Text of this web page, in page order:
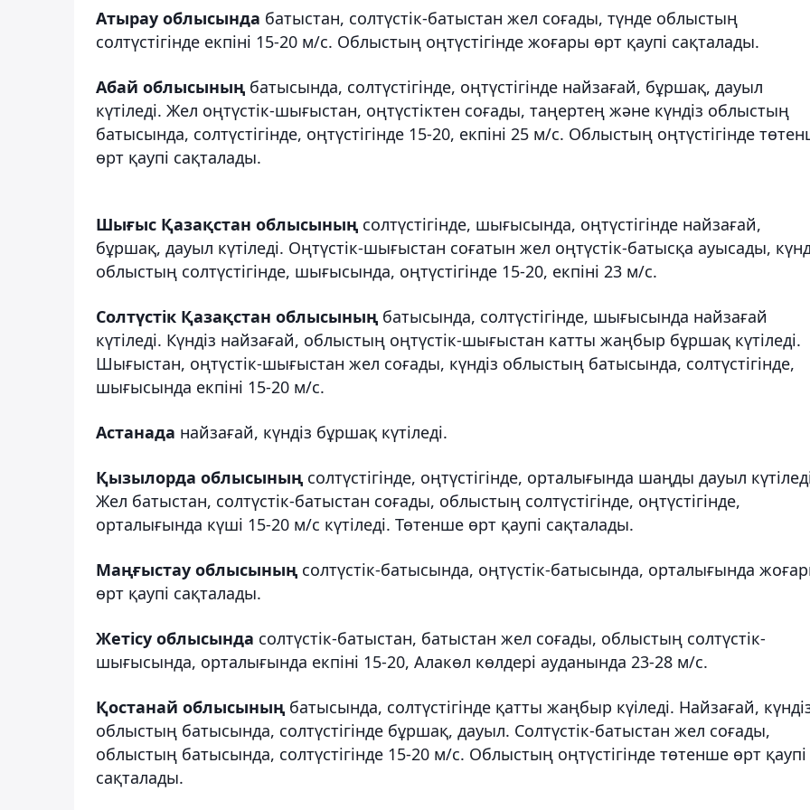
Атырау облысында батыстан, солтүстік-батыстан жел соғады, түнде облыстың
солтүстігінде екпіні 15-20 м/с. Облыстың оңтүстігінде жоғары өрт қаупі сақталады.
Абай облысының батысында, солтүстігінде, оңтүстігінде найзағай, бұршақ, дауыл
күтіледі. Жел оңтүстік-шығыстан, оңтүстіктен соғады, таңертең және күндіз облыстың
батысында, солтүстігінде, оңтүстігінде 15-20, екпіні 25 м/с. Облыстың оңтүстігінде
өрт қаупі сақталады.
Шығыс Қазақстан облысының солтүстігінде, шығысында, оңтүстігінде найзағай,
бұршақ, дауыл күтіледі. Оңтүстік-шығыстан соғатын жел оңтүстік-батысқа ауысады,
облыстың солтүстігінде, шығысында, оңтүстігінде 15-20, екпіні 23 м/с.
Солтүстік Қазақстан облысының батысында, солтүстігінде, шығысында найзағай
күтіледі. Күндіз найзағай, облыстың оңтүстік-шығыстан катты жаңбыр бұршақ күтіледі.
Шығыстан, оңтүстік-шығыстан жел соғады, күндіз облыстың батысында, солтүстігінде,
шығысында екпіні 15-20 м/с.
Астанада найзағай, күндіз бұршақ күтіледі.
Қызылорда облысының солтүстігінде, оңтүстігінде, орталығында шаңды дауыл
Жел батыстан, солтүстік-батыстан соғады, облыстың солтүстігінде, оңтүстігінде,
орталығында күші 15-20 м/с күтіледі. Төтенше өрт қаупі сақталады.
Маңғыстау облысының солтүстік-батысында, оңтүстік-батысында, орталығында
өрт қаупі сақталады.
Жетісу облысында солтүстік-батыстан, батыстан жел соғады, облыстың солтүстік-
шығысында, орталығында екпіні 15-20, Алакөл көлдері ауданында 23-28 м/с.
Қостанай облысының батысында, солтүстігінде қатты жаңбыр күіледі. Найзағай,
облыстың батысында, солтүстігінде бұршақ, дауыл. Солтүстік-батыстан жел соғады,
облыстың батысында, солтүстігінде 15-20 м/с. Облыстың оңтүстігінде төтенше өрт қаупі
сақталады.